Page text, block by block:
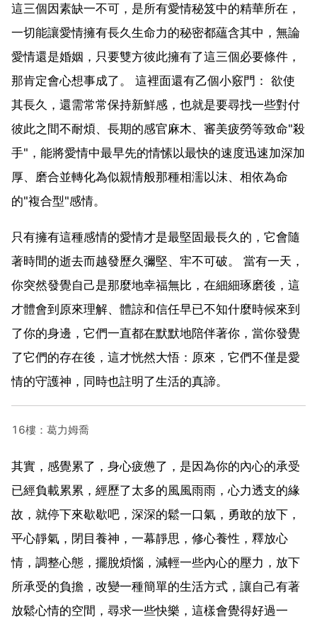
這三個因素缺一不可，是所有愛情秘笈中的精華所在，
一切能讓愛情擁有長久生命力的秘密都蘊含其中，無論
愛情還是婚姻，只要雙方彼此擁有了這三個必要條件，
那肯定會心想事成了。 這裡面還有乙個小竅門： 欲使
其長久，還需常常保持新鮮感，也就是要尋找一些對付
彼此之間不耐煩、長期的感官麻木、審美疲勞等致命"殺
手"，能將愛情中最早先的情愫以最快的速度迅速加深加
厚、磨合並轉化為似親情般那種相濡以沫、相依為命
的"複合型"感情。
只有擁有這種感情的愛情才是最堅固最長久的，它會隨
著時間的逝去而越發歷久彌堅、牢不可破。 當有一天，
你突然發覺自己是那麼地幸福無比，在細細琢磨後，這
才體會到原來理解、體諒和信任早已不知什麼時候來到
了你的身邊，它們一直都在默默地陪伴著你，當你發覺
了它們的存在後，這才恍然大悟：原來，它們不僅是愛
情的守護神，同時也註明了生活的真諦。
16樓：葛力姆喬
其實，感覺累了，身心疲憊了，是因為你的內心的承受
已經負載累累，經歷了太多的風風雨雨，心力透支的緣
故，就停下來歇歇吧，深深的鬆一口氣，勇敢的放下，
平心靜氣，閉目養神，一幕靜思，修心養性，釋放心
情，調整心態，擺脫煩惱，減輕一些內心的壓力，放下
所承受的負擔，改變一種簡單的生活方式，讓自己有著
放鬆心情的空間，尋求一些快樂，這樣會覺得好過一